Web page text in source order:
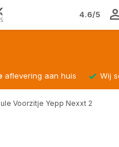
4.6/5
aflevering aan huis Wij
Voorzitje Yepp Nexxt 2